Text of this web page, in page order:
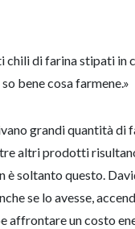
chili di farina stipati in
bene cosa farmene.»
grandi quantità di
altri prodotti
è soltanto questo.
se lo avesse,
affrontare un costo